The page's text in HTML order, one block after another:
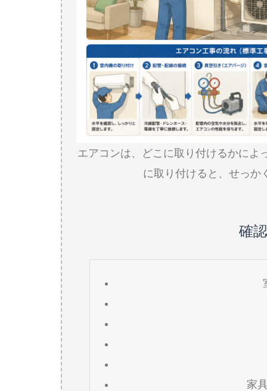
エアコンは、どこに取り付けるかによ
に取り付けると、せっか
確
家